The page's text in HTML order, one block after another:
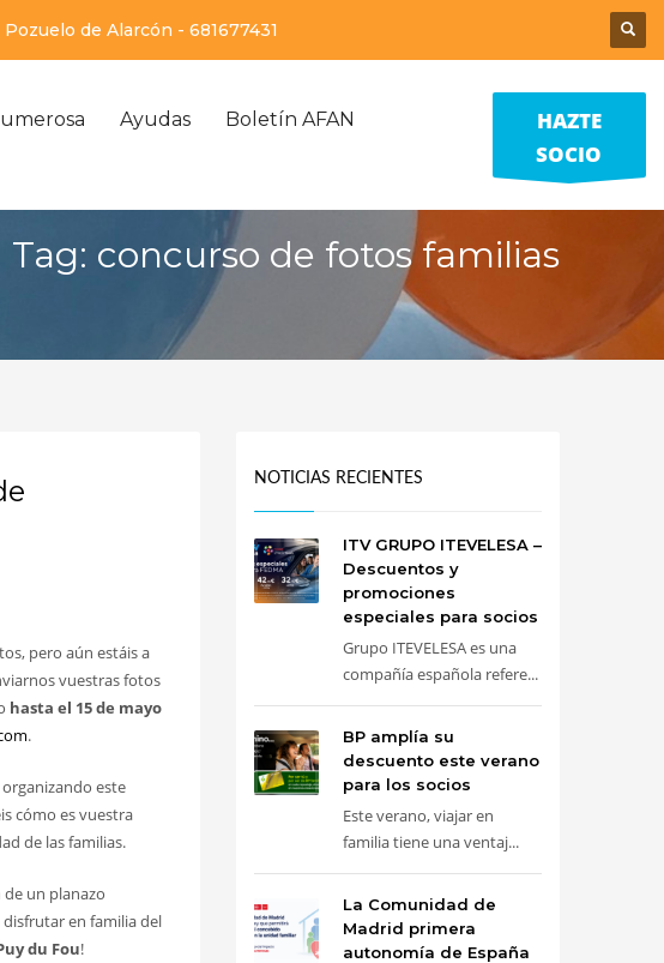
de Alarcón - 681677431
Ayudas
Boletín AFAN
HAZTE
SOCIO
Tag: concurso de fotos familias
pero aún estáis a
vuestras fotos
hasta el 15 de mayo
.
organizando este
cómo es vuestra
de las familias.
un planazo
en familia del
du Fou!
NOTICIAS RECIENTES
ITV GRUPO ITEVELESA –
Descuentos y
promociones
especiales para socios
Grupo ITEVELESA es una
compañía española refere...
BP amplía su
descuento este verano
para los socios
Este verano, viajar en
familia tiene una ventaj...
La Comunidad de
Madrid primera
autonomía de España